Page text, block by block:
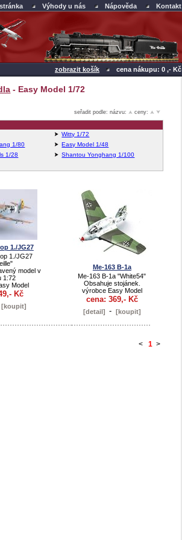
Výhody u nás Nápověda Kontakt
zobrazit košík cena nákupu: 0 ,- Kč
- Easy Model 1/72
seřadit podle: názvu: ceny:
Witty 1/72
1/80
Easy Model 1/48
1/28
Shantou Yonghang 1/100
1./JG27
1./JG27
model v
1:72
Model
Kč
[koupit]
Me-163 B-1a
Me-163 B-1a "White54"
Obsahuje stojánek.
výrobce Easy Model
cena: 369,- Kč
[detail] - [koupit]
< 1>